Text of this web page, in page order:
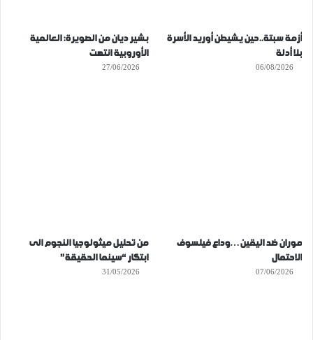
أزمة سبتة..حين يشيطن أوريد الأسرة
بلا أدلة
06/08/2026
بشير ديان من الصويرة: العالمية
الأوروبية انتهت
27/06/2026
موران ضد اليقين…وداع فيلسوف
الاحتمال
07/06/2026
من تحليل ميثولوجيا النجوم الى
ابتكار “سينما الحقيقة”
31/05/2026